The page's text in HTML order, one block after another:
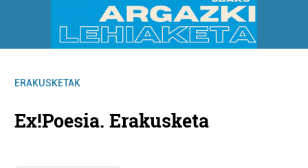
ERAKUSKETAK
Ex!Poesia. Erakusketa